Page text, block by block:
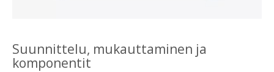
Suunnittelu, mukauttaminen ja
komponentit